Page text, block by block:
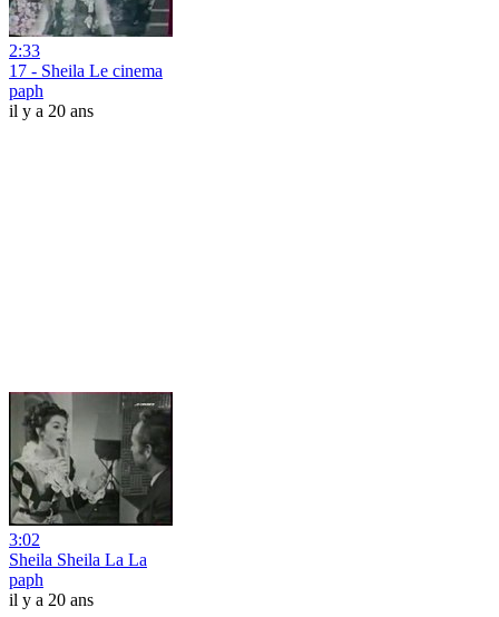
2:33
17 - Sheila Le cinema
paph
il y a 20 ans
3:02
Sheila Sheila La La
paph
il y a 20 ans